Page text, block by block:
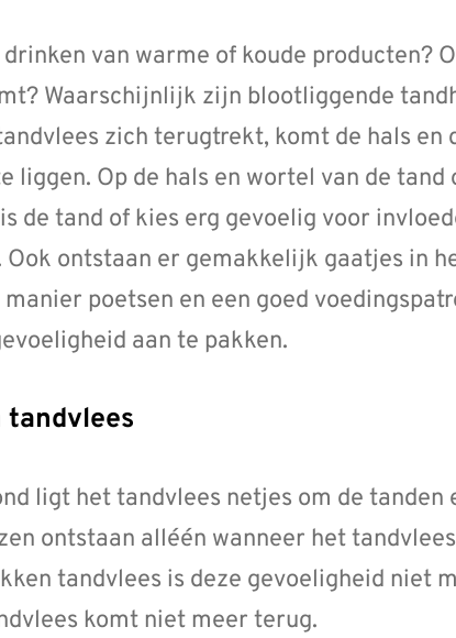
van warme of koude producten?
Waarschijnlijk zijn blootliggende
zich terugtrekt, komt de hals en
liggen. Op de hals en wortel van de tand
de tand of kies erg gevoelig voor
Ook ontstaan er gemakkelijk gaatjes in
poetsen en een goed
aan te pakken.
tandvlees
ligt het tandvlees netjes om de tanden
ontstaan alléén wanneer het
tandvlees is deze gevoeligheid niet
komt niet meer terug.